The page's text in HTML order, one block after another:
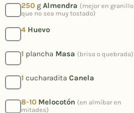
250 g Almendra (mejor en granillo
que no sea muy tostado)
4 Huevo
1 plancha Masa (brisa o quebrada)
1 cucharadita Canela
8-10 Melocotón (en almíbar en
mitades)